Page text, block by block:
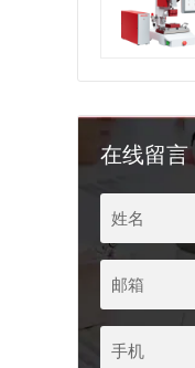
在线留言